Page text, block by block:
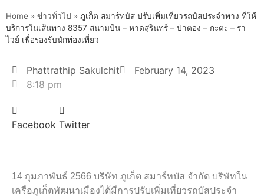
Home » ข่าวทั่วไป » ภูเก็ต​ สมาร์ท​บัส ปรับเพิ่มเที่ยวรถบัสประจำทาง​ ที่ให้
บริการในเส้นทาง 8357 สนามบิน – หาดสุรินทร์​ – ป่าตอง – กะตะ – รา
ไวย์​ เพื่อรองรับนักท่องเที่ยว
Phattrathip Sakulchit
February 14, 2023
8:18 pm
Facebook Twitter
14 กุมภาพันธ์ 2566 บริษัท​ ภูเก็ต​ สมาร์ท​บัส จำกัด บริษัทใน
เครือภูเก็ตพัฒนาเมืองได้มีการปรับเพิ่มเที่ยวรถบัสประจำ